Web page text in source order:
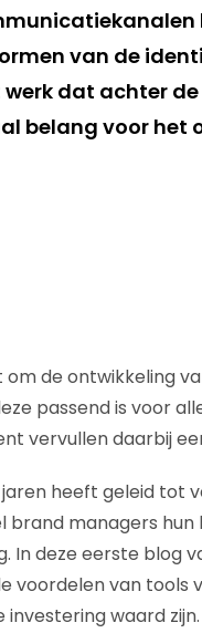
van de
dat achter
belang voor het
de ontwikkeling
passend is voor
vervullen daarbij
heeft geleid tot
managers hun
In deze eerste blog
voordelen van tools
waard zijn.